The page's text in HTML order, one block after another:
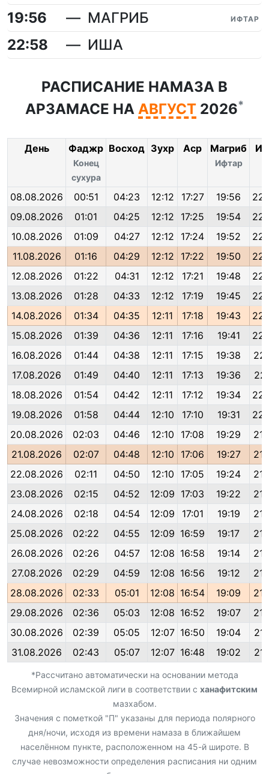
19:56
МАГРИБ ИФТАР
22:58 ИША
РАСПИСАНИЕ НАМАЗА В
АРЗАМАСЕ НА АВГУСТ 2026*
День Фаджр
Конец
сухура
Восход Зухр Аср Магриб
Ифтар
08.08.2026 00:51 04:23 12:12 17:27 19:56
09.08.2026
01:01 04:25 12:12 17:25 19:54
10.08.2026
01:09 04:27 12:12 17:24 19:52
11.08.2026
01:16 04:29 12:12 17:22 19:50
12.08.2026
01:22 04:31 12:12 17:21 19:48
13.08.2026
01:28 04:33 12:12 17:19 19:45
14.08.2026
01:34 04:35 12:11 17:18 19:43
15.08.2026
01:39 04:36 12:11 17:16 19:41
16.08.2026
01:44 04:38 12:11 17:15 19:38
17.08.2026
01:49 04:40 12:11 17:13 19:36
18.08.2026
01:54 04:42 12:11 17:12 19:34
19.08.2026
01:58 04:44 12:10 17:10 19:31
20.08.2026
02:03 04:46 12:10 17:08 19:29
21.08.2026
02:07 04:48 12:10 17:06 19:27
22.08.2026
02:11 04:50 12:10 17:05 19:24
23.08.2026
02:15 04:52 12:09 17:03 19:22
24.08.2026
02:18 04:54 12:09 17:01 19:19
25.08.2026
02:22 04:55 12:09 16:59 19:17
26.08.2026
02:26 04:57 12:08 16:58 19:14
27.08.2026
02:29 04:59 12:08 16:56 19:12
28.08.2026
02:33 05:01 12:08 16:54 19:09
29.08.2026
02:36 05:03 12:08 16:52 19:07
30.08.2026
02:39 05:05 12:07 16:50 19:04
31.08.2026
02:43 05:07 12:07 16:48 19:02
*Рассчитано автоматически на основании метода
Всемирной исламской лиги в соответствии с ханафитским
мазхабом.
Значения с пометкой "П" указаны для периода полярного
дня/ночи, исходя из времени намаза в ближайшем
населённом пункте, расположенном на 45-й широте. В
случае невозможности определения расписания ни одним